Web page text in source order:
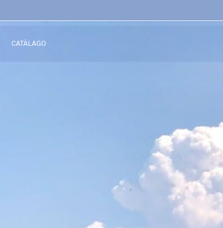
CATÁLAGO